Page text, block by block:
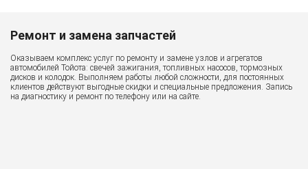
Ремонт и замена запчастей
Оказываем комплекс услуг по ремонту и замене узлов и агрегатов
автомобилей Тойота: свечей зажигания, топливных насосов, тормозных
дисков и колодок. Выполняем работы любой сложности, для постоянных
клиентов действуют выгодные скидки и специальные предложения. Запись
на диагностику и ремонт по телефону или на сайте.